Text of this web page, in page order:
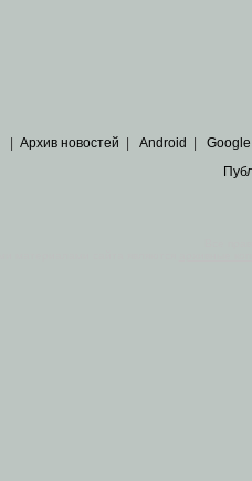
Архив новостей Android Google